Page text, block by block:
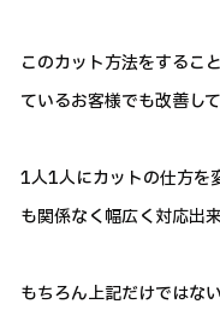
このカット方法をするこ
ているお客様でも改善し
1人1人にカットの仕方を
も関係なく幅広く対応出
もちろん上記だけではな